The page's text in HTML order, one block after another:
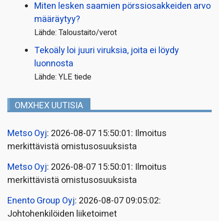
Miten lesken saamien pörssi­osakkeiden arvo
määräytyy?
Lähde: Taloustaito/verot
Tekoäly loi juuri viruksia, joita ei löydy
luonnosta
Lähde: YLE tiede
OMXHEX UUTISIA
Metso Oyj: 2026-08-07 15:50:01: Ilmoitus
merkittävistä omistusosuuksista
Metso Oyj: 2026-08-07 15:50:01: Ilmoitus
merkittävistä omistusosuuksista
Enento Group Oyj: 2026-08-07 09:05:02:
Johtohenkilöiden liiketoimet